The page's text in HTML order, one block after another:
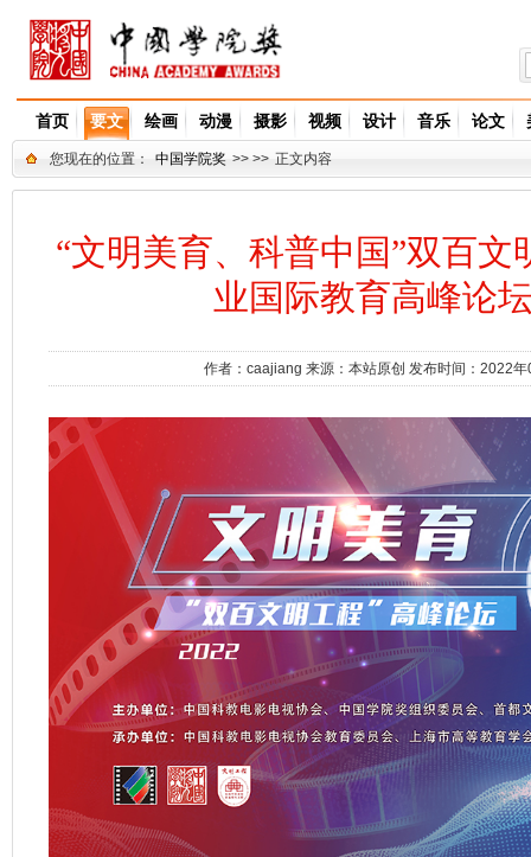
首页 要文 绘画 动漫 摄影 视频 设计 音乐 论文
您现在的位置： 中国学院奖 >> >> 正文内容
“文明美育、科普中国”双百
业国际教育高峰论
作者： caajiang 来源： 本站原创 发布时间：2022